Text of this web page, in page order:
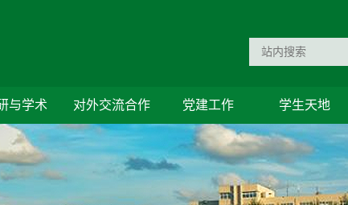
与学术 对外交流合作 党建工作 学生天地